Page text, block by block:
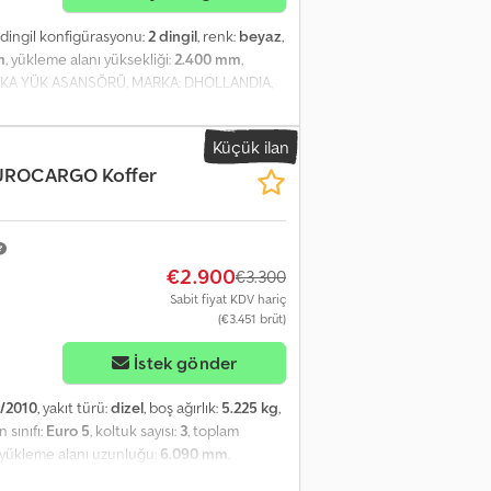
konfigürasyonu:2 dingil, renk: beyaz,
, yükleme alanı yüksekliği:2.400 mm,
YÜK ASANSÖRÜ, MARKA: DHOLLANDIA,
DURUMDA. İSTENİLEN ŞASE
Küçük ilan
Koffer
€2.900€3.300
Sabit fiyat KDV hariç
(€3.451 brüt)
İstek gönder
2010, yakıt türü:dizel, boş ağırlık: 5.225 kg,
Euro 5, koltuk sayısı: 3, toplam
alanı uzunluğu: 6.090 mm,